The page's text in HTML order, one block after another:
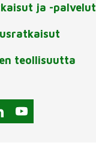
ja -palvelut
teollisuutta